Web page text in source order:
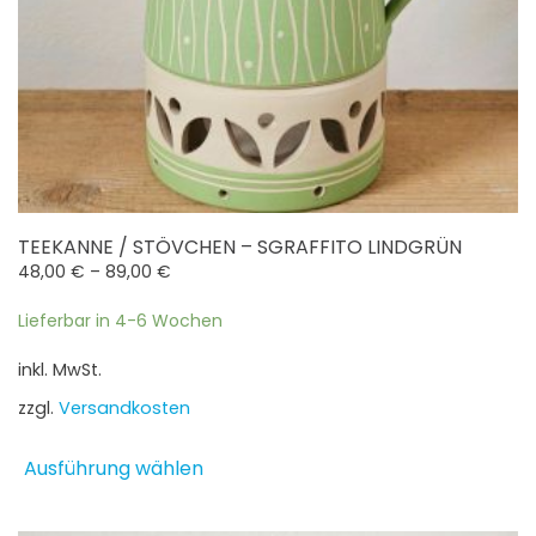
TEEKANNE / STÖVCHEN – SGRAFFITO LINDGRÜN
48,00 € – 89,00 €
Lieferbar in 4-6 Wochen
inkl. MwSt.
zzgl. Versandkosten
Ausführung wählen
mehrere